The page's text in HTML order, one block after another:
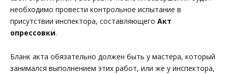
необходимо провести контрольное испытание в
присутствии инспектора, составляющего Акт
опрессовки.
Бланк акта обязательно должен быть у мастера, который
занимался выполнением этих работ, или же у инспектора,